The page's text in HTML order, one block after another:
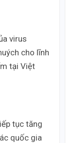
virus
cho lĩnh
tại Việt
tục tăng
quốc gia